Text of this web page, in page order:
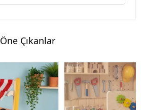
Öne Çıkanlar